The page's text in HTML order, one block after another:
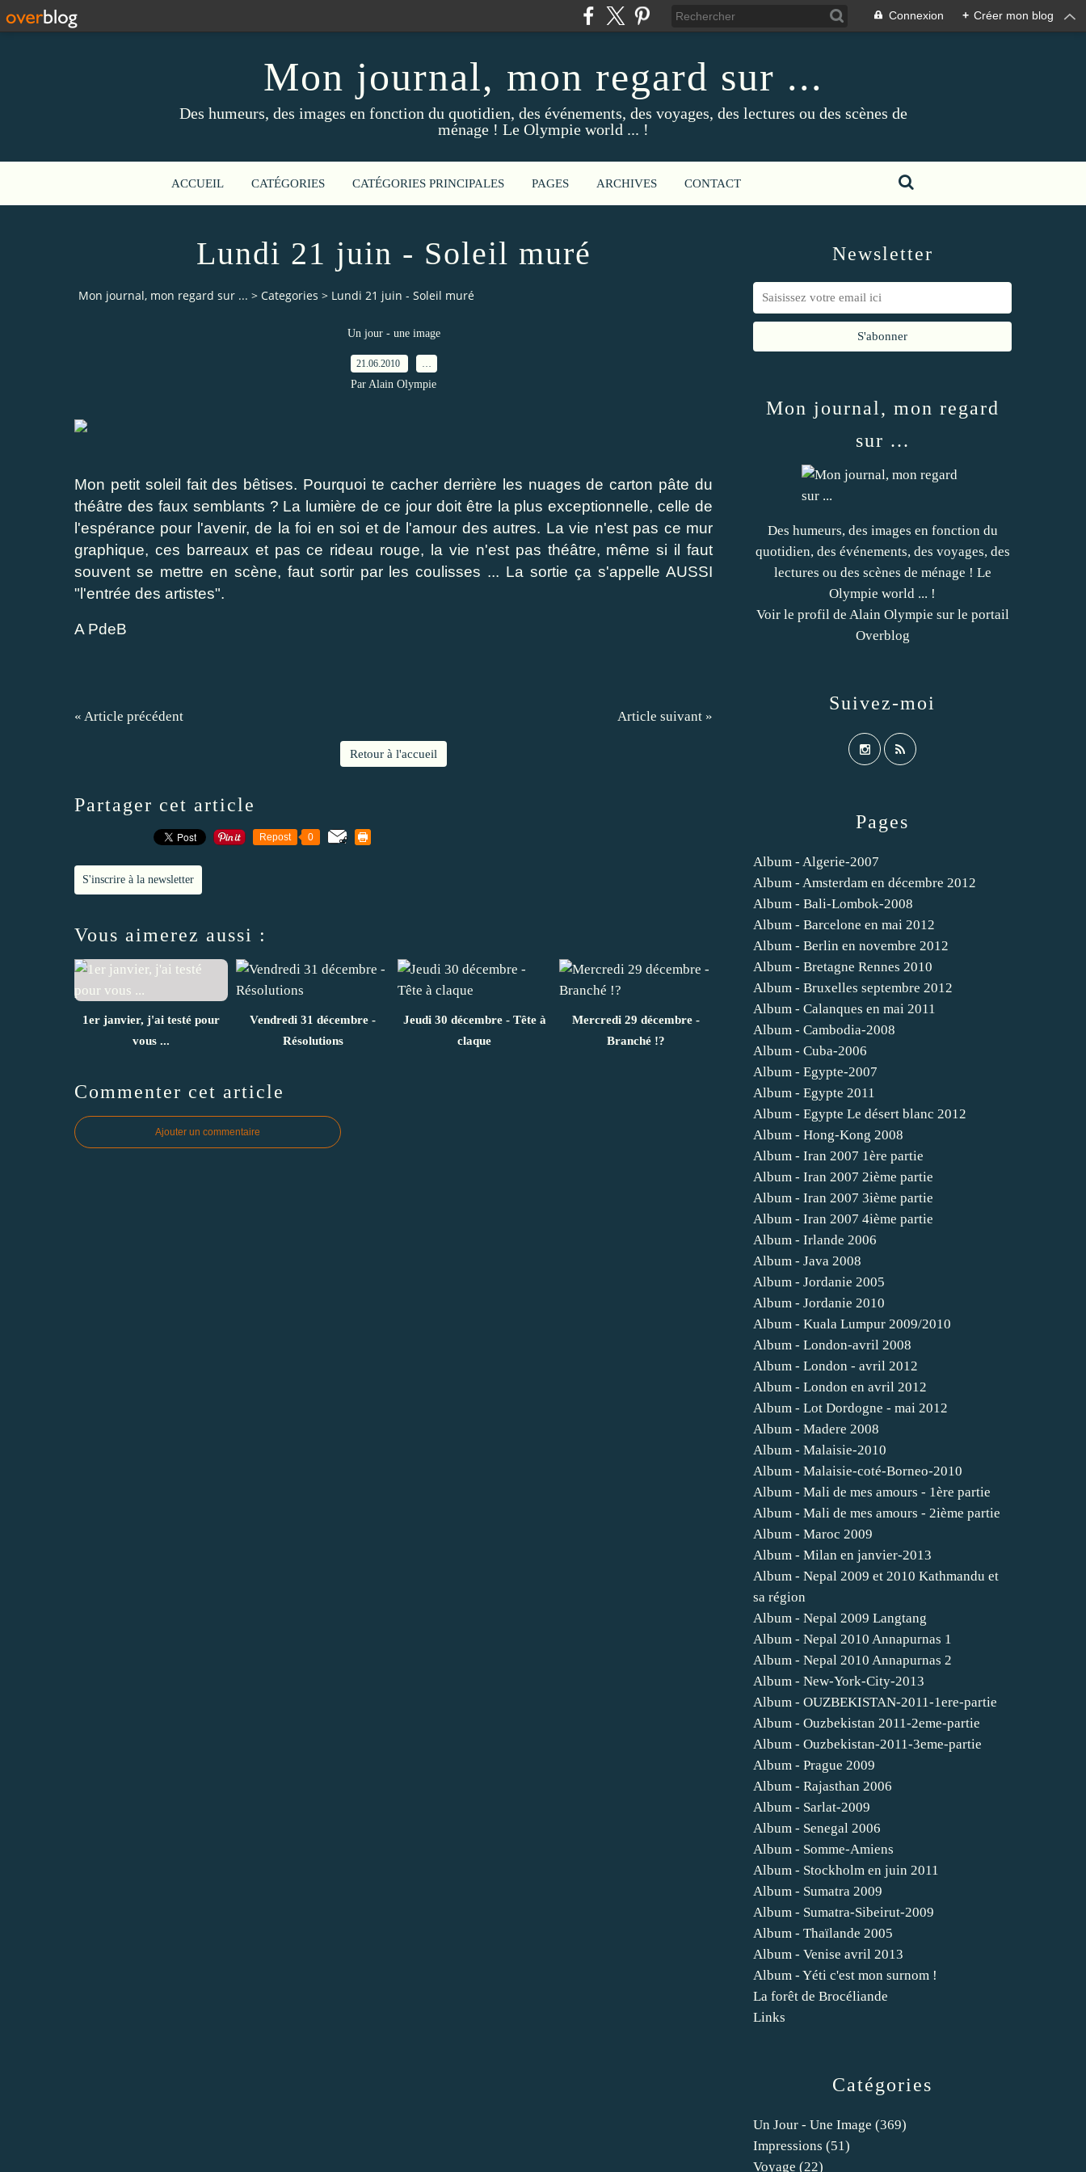
Connexion + Créer mon blog
Mon journal, mon regard sur ...
Des humeurs, des images en fonction du quotidien, des événements, des voyages, des lectures ou des scènes de
ménage ! Le Olympie world ... !
ACCUEIL CATÉGORIES CATÉGORIES PRINCIPALES PAGES ARCHIVES CONTACT
Lundi 21 juin - Soleil muré
Mon journal, mon regard sur ... > Categories > Lundi 21 juin - Soleil muré
Un jour - une image
21.06.2010
Par Alain Olympie
Mon petit soleil fait des bêtises. Pourquoi te cacher derrière les nuages de carton pâte du
théâtre des faux semblants ? La lumière de ce jour doit être la plus exceptionnelle, celle de
l'espérance pour l'avenir, de la foi en soi et de l'amour des autres. La vie n'est pas ce mur
graphique, ces barreaux et pas ce rideau rouge, la vie n'est pas théâtre, même si il faut
souvent se mettre en scène, faut sortir par les coulisses ... La sortie ça s'appelle AUSSI
"l'entrée des artistes".
A PdeB
« Article précédent Article suivant »
Retour à l'accueil
Partager cet article
Repost 0
S'inscrire à la newsletter
Vous aimerez aussi :
1er janvier, j'ai testé pour
vous ...
Vendredi 31 décembre -
Résolutions
Jeudi 30 décembre - Tête à
claque
Mercredi 29 décembre -
Branché !?
Commenter cet article
Ajouter un commentaire
Newsletter
Catégories
Un Jour - Une Image (369)
Impressions (51)
Voyage (22)
Pages
Album - Algerie-2007
Album - Amsterdam en décembre 2012
Album - Bali-Lombok-2008
Album - Barcelone en mai 2012
Album - Berlin en novembre 2012
Album - Bretagne Rennes 2010
Album - Bruxelles septembre 2012
Album - Calanques en mai 2011
Album - Cambodia-2008
Album - Cuba-2006
Album - Egypte-2007
Album - Egypte 2011
Album - Egypte Le désert blanc 2012
Album - Hong-Kong 2008
Album - Iran 2007 1ère partie
Album - Iran 2007 2ième partie
Album - Iran 2007 3ième partie
Album - Iran 2007 4ième partie
Album - Irlande 2006
Album - Java 2008
Album - Jordanie 2005
Album - Jordanie 2010
Album - Kuala Lumpur 2009/2010
Album - London-avril 2008
Album - London - avril 2012
Album - London en avril 2012
Album - Lot Dordogne - mai 2012
Album - Madere 2008
Album - Malaisie-2010
Album - Malaisie-coté-Borneo-2010
Album - Mali de mes amours - 1ère partie
Album - Mali de mes amours - 2ième partie
Album - Maroc 2009
Album - Milan en janvier-2013
Album - Nepal 2009 et 2010 Kathmandu et
sa région
Album - Nepal 2009 Langtang
Album - Nepal 2010 Annapurnas 1
Album - Nepal 2010 Annapurnas 2
Album - New-York-City-2013
Album - OUZBEKISTAN-2011-1ere-partie
Album - Ouzbekistan 2011-2eme-partie
Album - Ouzbekistan-2011-3eme-partie
Album - Prague 2009
Album - Rajasthan 2006
Album - Sarlat-2009
Album - Senegal 2006
Album - Somme-Amiens
Album - Stockholm en juin 2011
Album - Sumatra 2009
Album - Sumatra-Sibeirut-2009
Album - Thaïlande 2005
Album - Venise avril 2013
Album - Yéti c'est mon surnom !
La forêt de Brocéliande
Links
Mon journal, mon regard
sur ...
Des humeurs, des images en fonction du
quotidien, des événements, des voyages, des
lectures ou des scènes de ménage ! Le
Olympie world ... !
Voir le profil de Alain Olympie sur le portail
Overblog
Suivez-moi